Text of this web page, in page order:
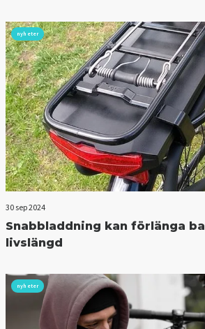
nyheter
30 sep 2024
Snabbladdning kan förlänga
livslängd
nyheter